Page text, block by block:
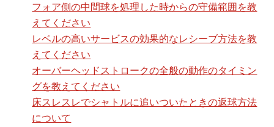
フォア側の中間球を処理した時からの守備範囲を教
えてください
レベルの高いサービスの効果的なレシーブ方法を教
えてください
オーバーヘッドストロークの全般の動作のタイミン
グを教えてください
床スレスレでシャトルに追いついたときの返球方法
について